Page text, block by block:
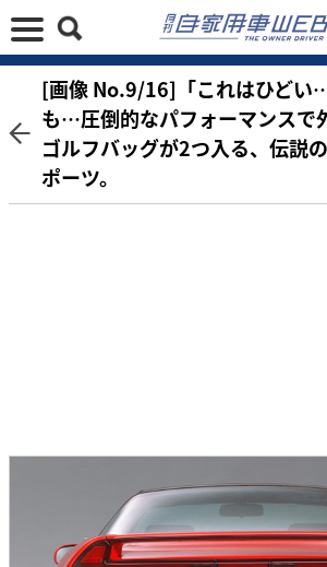
[画像 No.9/16]「これはひどい
も…圧倒的なパフォーマンスで
ゴルフバッグが2つ入る、伝説
ポーツ。